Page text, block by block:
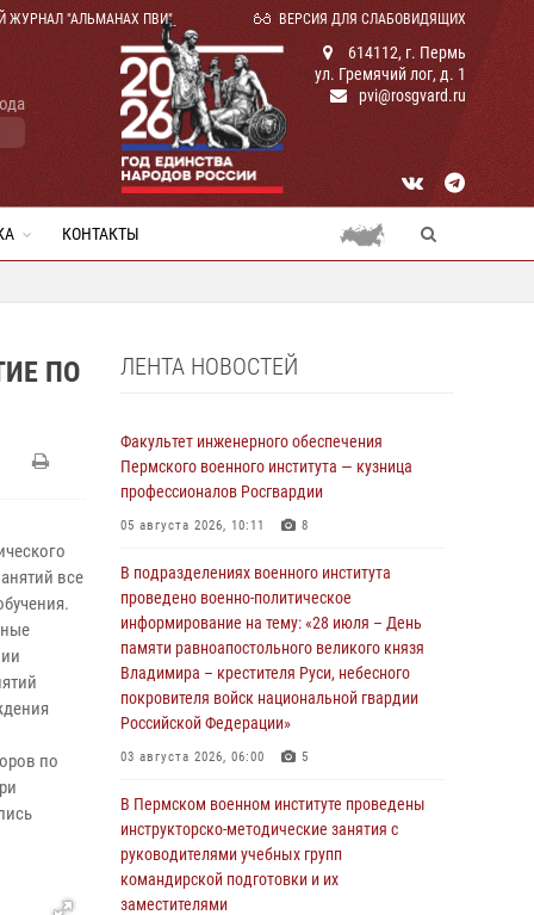
ЖУРНАЛ "АЛЬМАНАХ ПВИ" ВЕРСИЯ ДЛЯ СЛАБОВИДЯЩИХ
614112, г. Пермь
ул. Гремячий лог, д. 1
pvi@rosgvard.ru
КОНТАКТЫ
ПО
все
по
ЛЕНТА НОВОСТЕЙ
Факультет инженерного обеспечения
Пермского военного института — кузница
профессионалов Росгвардии
05 августа 2026, 10:11 8
В подразделениях военного института
проведено военно-политическое
информирование на тему: «28 июля – День
памяти равноапостольного великого князя
Владимира – крестителя Руси, небесного
покровителя войск национальной гвардии
Российской Федерации»
03 августа 2026, 06:00 5
В Пермском военном институте проведены
инструкторско-методические занятия с
руководителями учебных групп
командирской подготовки и их
заместителями